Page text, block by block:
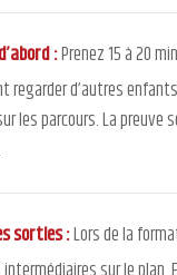
:Prenez 15 à 20
regarder d’autres
les parcours. La preuve
sorties :Lors de la